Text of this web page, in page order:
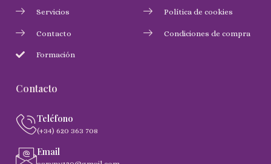
Servicios
Contacto
Formación
Política de cookies
Condiciones de compra
Contacto
Teléfono
(+34) 620 363 708
Email